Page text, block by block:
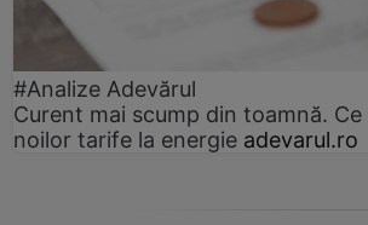
#Analize Adevărul
Curent mai scump din toamnă.
noilor tarife la energie adevarul.ro